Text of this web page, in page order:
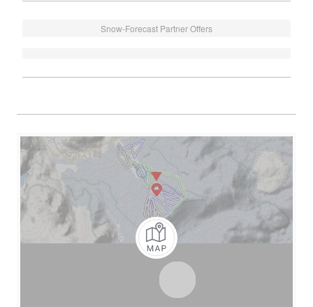
Snow-Forecast Partner Offers